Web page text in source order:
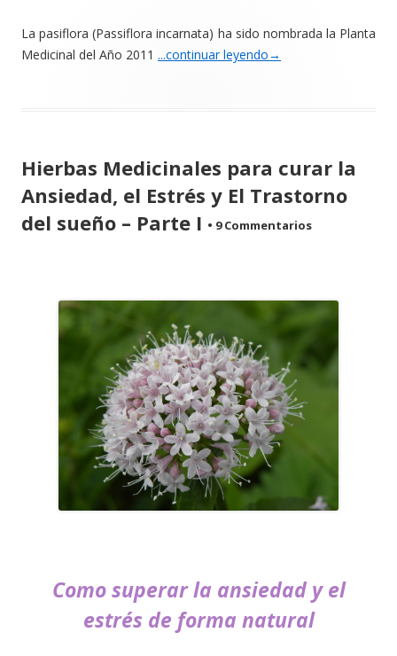
La pasiflora (Passiflora incarnata) ha sido nombrada la Planta
Medicinal del Año 2011 ...continuar leyendo→
Hierbas Medicinales para curar la
Ansiedad, el Estrés y El Trastorno
del sueño – Parte I • 9 Commentarios
Como superar la ansiedad y el
estrés de forma natural